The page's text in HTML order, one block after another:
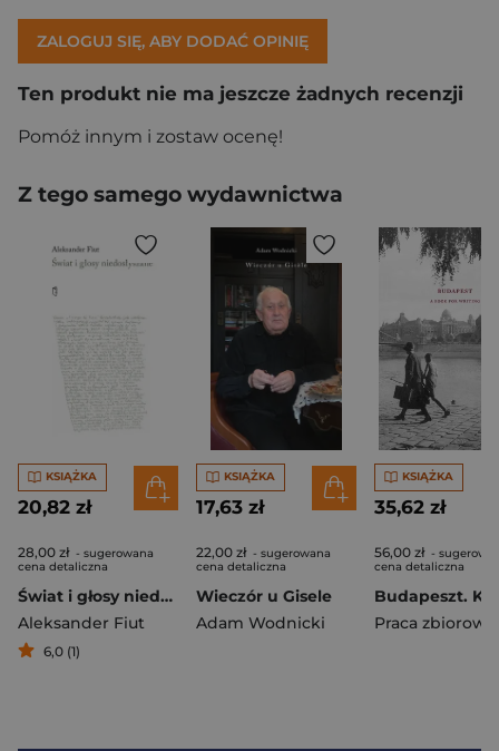
ZALOGUJ SIĘ, ABY DODAĆ OPINIĘ
Ten produkt nie ma jeszcze żadnych recenzji
Pomóż innym i zostaw ocenę!
Z tego samego wydawnictwa
KSIĄŻKA
20,82 zł
28,00 zł - sugerowana
cena detaliczna
Świat i głosy niedosłyszane
Aleksander Fiut
6,0 (1)
KSIĄŻKA
17,63 zł
22,00 zł - sugerowana
cena detaliczna
Wieczór u Gisele
Adam Wodnicki
KSIĄŻKA
35,62 zł
56,00 zł -
cena detaliczna
Praca zbiorowa